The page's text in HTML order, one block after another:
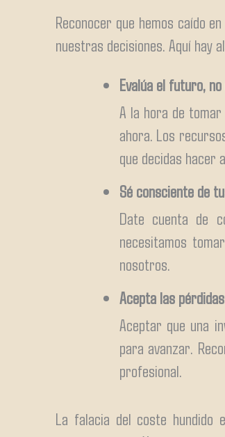
Reconocer que hemos caído
nuestras decisiones. Aquí hay
Evalúa el futuro,
A la hora de
ahora. Los
que decidas hacer
Sé consciente de
Date cuenta de
necesitamos
nosotros.
Acepta las pérdidas
Aceptar que una
para avanzar.
profesional.
La falacia del coste hundido